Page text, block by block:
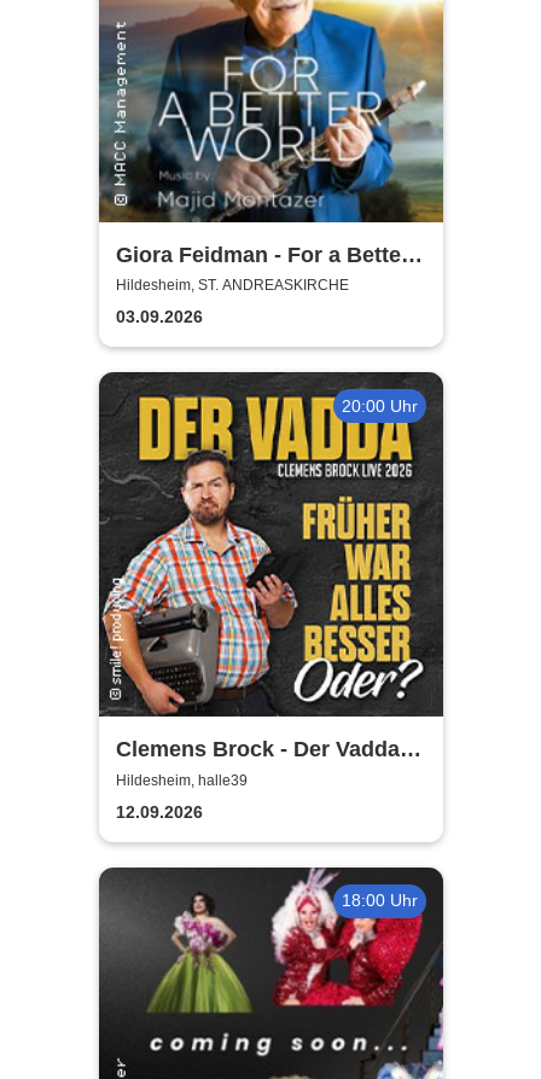
Giora Feidman - For a Better
World
Hildesheim, ST. ANDREASKIRCHE
03.09.2026
20:00 Uhr
Clemens Brock - Der Vadda -
Früher war alles besser,
oder?
Hildesheim, halle39
12.09.2026
18:00 Uhr